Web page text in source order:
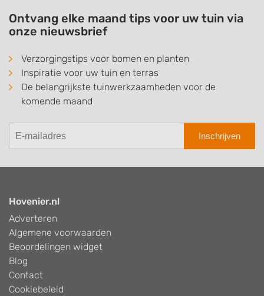
Ontvang elke maand tips voor uw tuin via
onze nieuwsbrief
Verzorgingstips voor bomen en planten
Inspiratie voor uw tuin en terras
De belangrijkste tuinwerkzaamheden voor de
komende maand
Inschrijven
Hovenier.nl
Adverteren
Algemene voorwaarden
Beoordelingen widget
Blog
Contact
Cookiebeleid